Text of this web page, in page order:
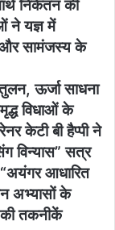
निकेतन की
ने यज्ञ में
और सामंजस्य के
ऊर्जा साधना
विधाओं के
केटी बी हैप्पी ने
विन्यास” सत्र
आधारित
अभ्यासों के
तकनीकें